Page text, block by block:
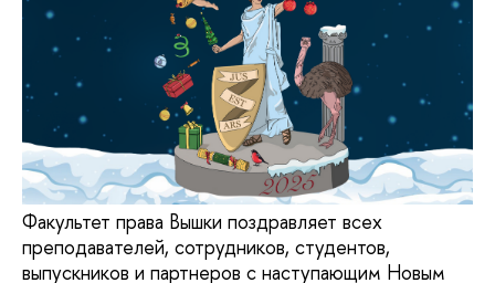
Факультет права Вышки поздравляет всех
преподавателей, сотрудников, студентов,
выпускников и партнеров с наступающим Новым